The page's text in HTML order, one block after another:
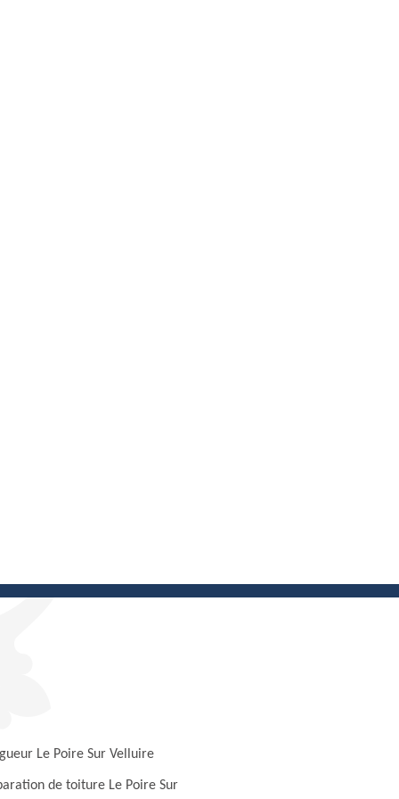
Le Poire Sur Velluire
de toiture Le Poire Sur